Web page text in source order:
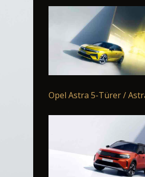
Opel Astra 5-Türer /